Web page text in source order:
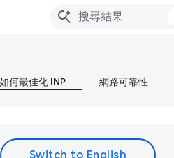
如何最佳化 INP 網路可靠性